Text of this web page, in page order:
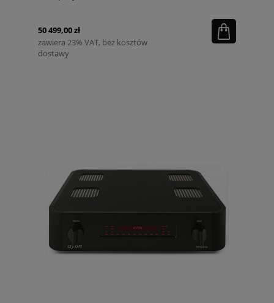
50 499,00 zł
zawiera 23% VAT, bez kosztów
dostawy